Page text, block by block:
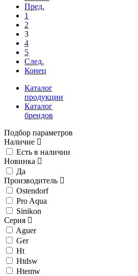
Пред.
1
2
3
4
5
След.
Конец
Каталог
продукции
Каталог
брендов
Подбор параметров
Наличие
Есть в наличии
Новинка
Да
Производитель
Ostendorf
Pro Aqua
Sinikon
Серия
Aguer
Ger
Ht
Htdsw
Htemw